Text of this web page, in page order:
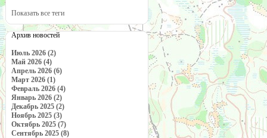
Показать все теги
Архив новостей
Июль 2026 (2)
Май 2026 (4)
Апрель 2026 (6)
Март 2026 (1)
Февраль 2026 (4)
Январь 2026 (2)
Декабрь 2025 (2)
Ноябрь 2025 (3)
Октябрь 2025 (7)
Сентябрь 2025 (8)